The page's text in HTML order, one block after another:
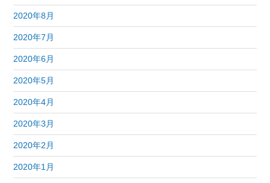
2020年8月
2020年7月
2020年6月
2020年5月
2020年4月
2020年3月
2020年2月
2020年1月